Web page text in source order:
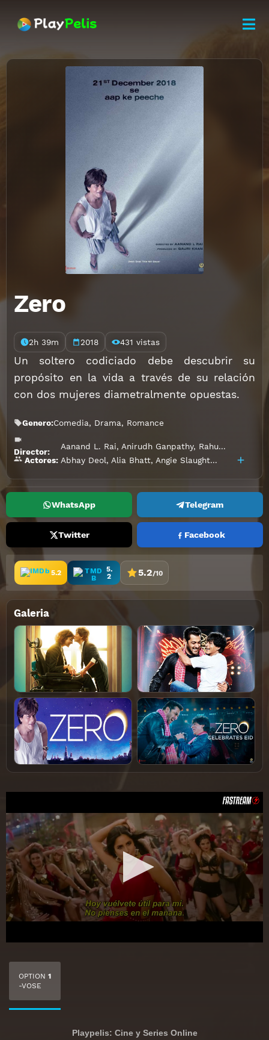
Zero
2h 39m 2018 431 vistas
Un soltero codiciado debe descubrir su
propósito en la vida a través de su relación
con dos mujeres diametralmente opuestas.
Genero:Comedia, Drama, Romance
Director:
Aanand L. Rai, Anirudh Ganpathy, Rahul Shanklya
Actores: Abhay Deol, Alia Bhatt, Angie Slaughter Anshul
WhatsApp Telegram
Twitter Facebook
5.2
5.
2
5.2/10
Galeria
OPTION 1
-VOSE
Playpelis: Cine y Series Online